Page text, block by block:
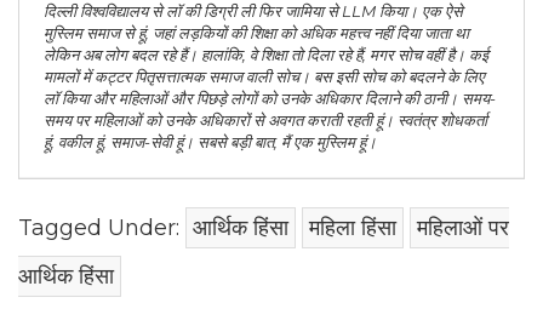
दिल्ली विश्वविद्यालय से लॉ की डिग्री ली फिर जामिया से LLM किया। एक ऐसे
मुस्लिम समाज से हूं, जहां लड़कियों की शिक्षा को अधिक महत्त्व नहीं दिया जाता था
लेकिन अब लोग बदल रहे हैं। हालांकि, वे शिक्षा तो दिला रहे हैं, मगर सोच वहीं है। कई
मामलों में कट्टर पितृसत्तात्मक समाज वाली सोच। बस इसी सोच को बदलने के लिए
लॉ किया और महिलाओं और पिछड़े लोगों को उनके अधिकार दिलाने की ठानी। समय-
समय पर महिलाओं को उनके अधिकारों से अवगत कराती रहती हूं। स्वतंत्र शोधकर्ता
हूं, वकील हूं, समाज-सेवी हूं। सबसे बड़ी बात, मैं एक मुस्लिम हूं।
Tagged Under: आर्थिक हिंसा महिला हिंसा
महिलाओं पर
आर्थिक हिंसा